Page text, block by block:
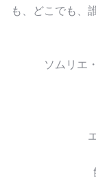
も、どこでも、
ソムリエ